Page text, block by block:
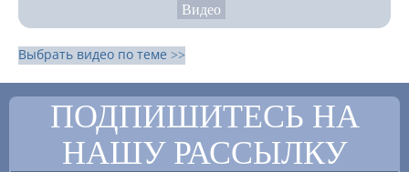
Видео
Выбрать видео по теме >>
ПОДПИШИТЕСЬ НА
НАШУ РАССЫЛКУ